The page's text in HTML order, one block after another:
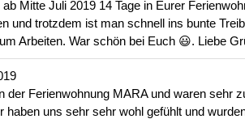
Mitte Juli 2019 14 Tage in Eurer
und trotzdem ist man schnell ins bunte
Arbeiten. War schön bei Euch 😃. Liebe
der Ferienwohnung MARA und waren sehr
haben uns sehr sehr wohl gefühlt und